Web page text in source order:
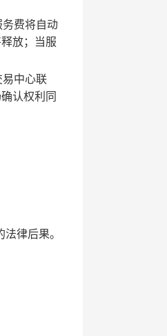
费将自动
放；当服
易中心联
认权利同
律后果。